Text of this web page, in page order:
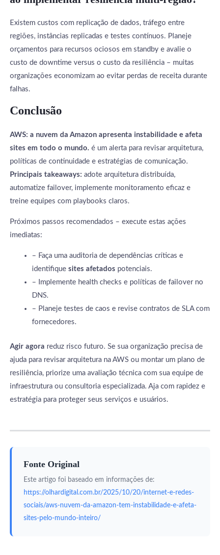
Existem custos com replicação de dados, tráfego entre
regiões, instâncias replicadas e testes contínuos. Planeje
orçamentos para recursos ociosos em standby e avalie o
custo de downtime versus o custo da resiliência – muitas
organizações economizam ao evitar perdas de receita durante
falhas.
Conclusão
AWS: a nuvem da Amazon apresenta instabilidade e afeta
sites em todo o mundo. é um alerta para revisar arquitetura,
políticas de continuidade e estratégias de comunicação.
Principais takeaways: adote arquitetura distribuída,
automatize failover, implemente monitoramento eficaz e
treine equipes com playbooks claros.
Próximos passos recomendados – execute estas ações
imediatas:
– Faça uma auditoria de dependências críticas e
identifique sites afetados potenciais.
– Implemente health checks e políticas de failover no
DNS.
– Planeje testes de caos e revise contratos de SLA com
fornecedores.
Agir agora reduz risco futuro. Se sua organização precisa de
ajuda para revisar arquitetura na AWS ou montar um plano de
resiliência, priorize uma avaliação técnica com sua equipe de
infraestrutura ou consultoria especializada. Aja com rapidez e
estratégia para proteger seus serviços e usuários.
Fonte Original
Este artigo foi baseado em informações de:
https://olhardigital.com.br/2025/10/20/internet-e-redes-
sociais/aws-nuvem-da-amazon-tem-instabilidade-e-afeta-
sites-pelo-mundo-inteiro/